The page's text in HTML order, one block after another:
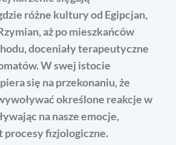
różne kultury od Egipcjan,
aż po mieszkańców
doceniały terapeutyczne
W swej istocie
się na przekonaniu, że
określone reakcje w
na nasze emocje,
procesy fizjologiczne.